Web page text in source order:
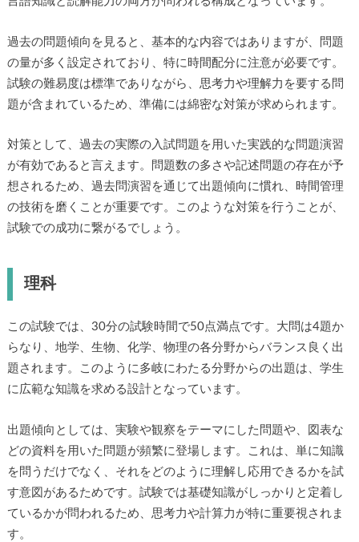
過去の問題傾向を見ると、基本的な内容ではありますが、問題
の量が多く設定されており、特に時間配分に注意が必要です。
試験の難易度は標準でありながら、思考力や理解力を要する問
題が含まれているため、準備には綿密な対策が求められます。
対策として、過去の実際の入試問題を用いた実践的な問題演習
が有効であると言えます。問題数の多さや記述問題の存在が予
想されるため、過去問演習を通じて出題傾向に慣れ、時間管理
の技術を磨くことが重要です。このような対策を行うことが、
試験での成功に繋がるでしょう。
理科
この試験では、30分の試験時間で50点満点です。大問は4題か
らなり、地学、生物、化学、物理の各分野からバランス良く出
題されます。このように多岐にわたる分野からの出題は、学生
に広範な知識を求める設計となっています。
出題傾向としては、実験や観察をテーマにした問題や、図表な
どの資料を用いた問題が頻繁に登場します。これは、単に知識
を問うだけでなく、それをどのように理解し応用できるかを試
す意図があるためです。試験では基礎知識がしっかりと定着し
ているかが問われるため、思考力や計算力が特に重要視されま
す。